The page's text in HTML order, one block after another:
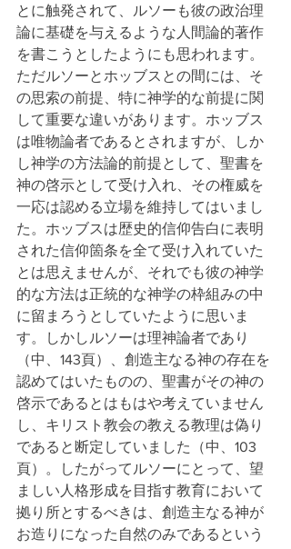
とに触発されて、ルソーも彼の政治理
論に基礎を与えるような人間論的著作
を書こうとしたようにも思われます。
ただルソーとホッブスとの間には、そ
の思索の前提、特に神学的な前提に関
して重要な違いがあります。ホッブス
は唯物論者であるとされますが、しか
し神学の方法論的前提として、聖書を
神の啓示として受け入れ、その権威を
一応は認める立場を維持してはいまし
た。ホッブスは歴史的信仰告白に表明
された信仰箇条を全て受け入れていた
とは思えませんが、それでも彼の神学
的な方法は正統的な神学の枠組みの中
に留まろうとしていたように思いま
す。しかしルソーは理神論者であり
（中、143頁）、創造主なる神の存在を
認めてはいたものの、聖書がその神の
啓示であるとはもはや考えていません
し、キリスト教会の教える教理は偽り
であると断定していました（中、103
頁）。したがってルソーにとって、望
ましい人格形成を目指す教育において
拠り所とするべきは、創造主なる神が
お造りになった自然のみであるという